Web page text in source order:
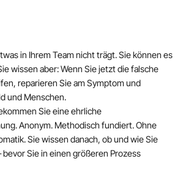
in Ihrem Team nicht trägt. Sie können es
wissen aber: Wenn Sie jetzt die falsche
reparieren Sie am Symptom und
und Menschen.
Sie eine ehrliche
Anonym. Methodisch fundiert. Ohne
Sie wissen danach, ob und wie Sie
Sie in einen größeren Prozess